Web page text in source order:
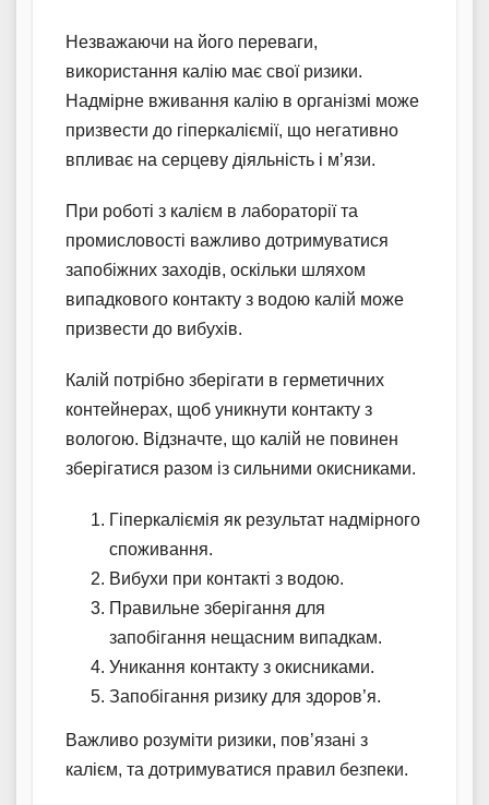
Незважаючи на його переваги,
використання калію має свої ризики.
Надмірне вживання калію в організмі може
призвести до гіперкаліємії, що негативно
впливає на серцеву діяльність і м’язи.
При роботі з калієм в лабораторії та
промисловості важливо дотримуватися
запобіжних заходів, оскільки шляхом
випадкового контакту з водою калій може
призвести до вибухів.
Калій потрібно зберігати в герметичних
контейнерах, щоб уникнути контакту з
вологою. Відзначте, що калій не повинен
зберігатися разом із сильними окисниками.
Гіперкаліємія як результат надмірного
споживання.
Вибухи при контакті з водою.
Правильне зберігання для
запобігання нещасним випадкам.
Уникання контакту з окисниками.
Запобігання ризику для здоров’я.
Важливо розуміти ризики, пов’язані з
калієм, та дотримуватися правил безпеки.